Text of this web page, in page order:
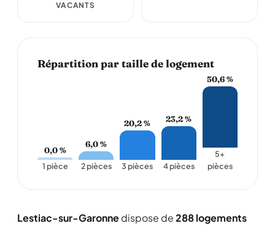
VACANTS
Répartition par taille de logement
0,0 %
1 pièce
6,0 %
2 pièces
20,2 %
3 pièces
23,2 %
4 pièces
50,6 %
5+
pièces
Lestiac-sur-Garonnedispose de288 logements